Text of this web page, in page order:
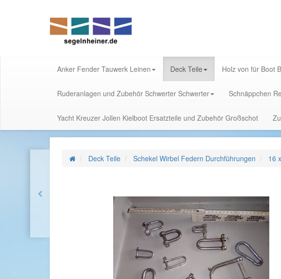
Anker Fender Tauwerk Leinen Deck Teile Holz von für Boot
Ruderanlagen und Zubehör Schwerter Schwerter Schnäppchen
Yacht Kreuzer Jollen Kielboot Ersatzteile und Zubehör Großschot
Deck Teile Schekel Wirbel Federn Durchführungen 16